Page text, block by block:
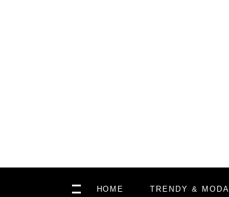
HOME TRENDY & MODA